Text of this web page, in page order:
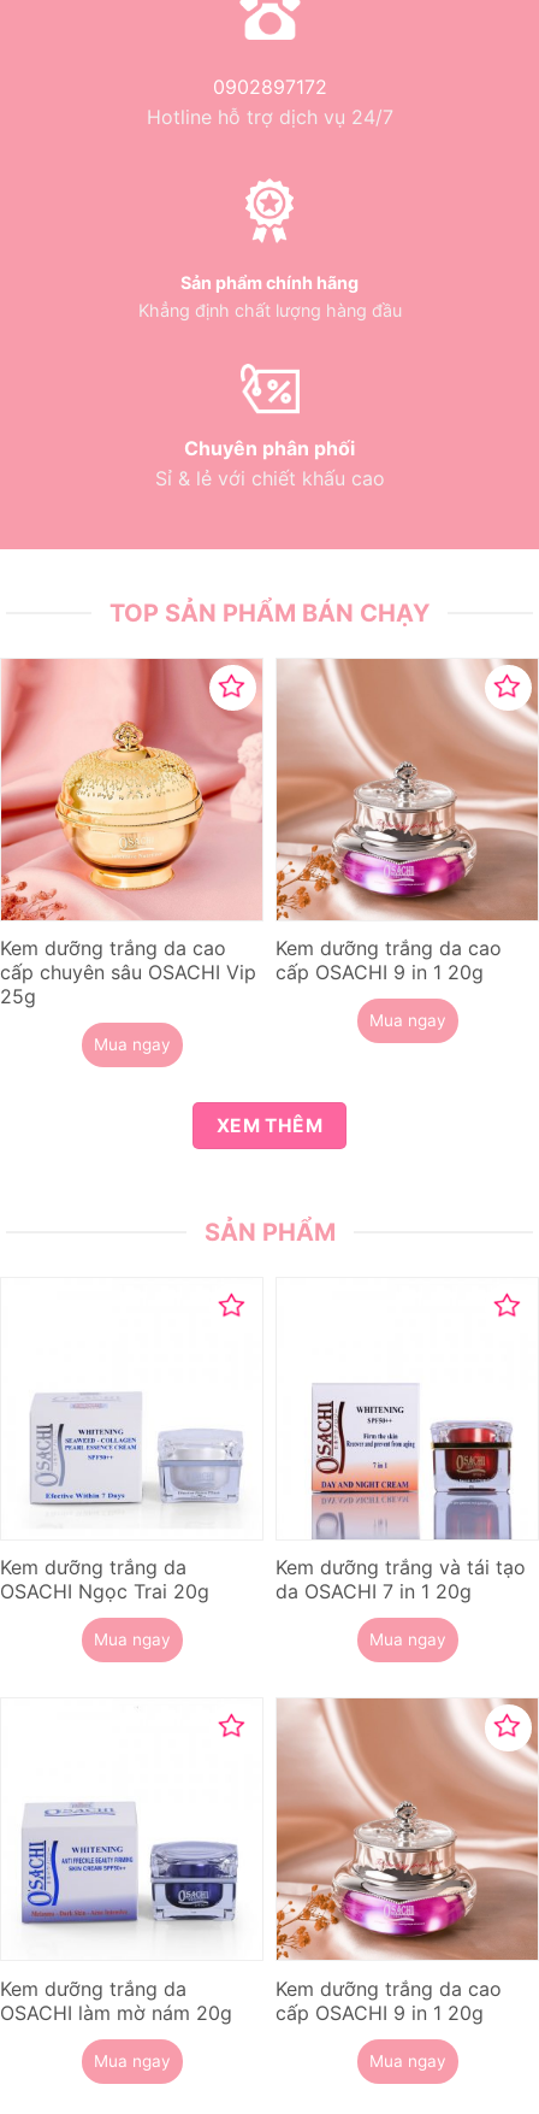
0902897172
Hotline hỗ trợ dịch vụ 24/7
Sản phẩm chính hãng
Khẳng định chất lượng hàng đầu
Chuyên phân phối
Sỉ & lẻ với chiết khấu cao
TOP SẢN PHẨM BÁN CHẠY
Kem dưỡng trắng da cao
cấp chuyên sâu OSACHI Vip
25g
Mua ngay
Kem dưỡng trắng da cao
cấp OSACHI 9 in 1 20g
Mua ngay
XEM THÊM
SẢN PHẨM
Kem dưỡng trắng da
OSACHI Ngọc Trai 20g
Mua ngay
Kem dưỡng trắng và tái tạo
da OSACHI 7 in 1 20g
Mua ngay
Kem dưỡng trắng da
OSACHI làm mờ nám 20g
Mua ngay
Kem dưỡng trắng da cao
cấp OSACHI 9 in 1 20g
Mua ngay